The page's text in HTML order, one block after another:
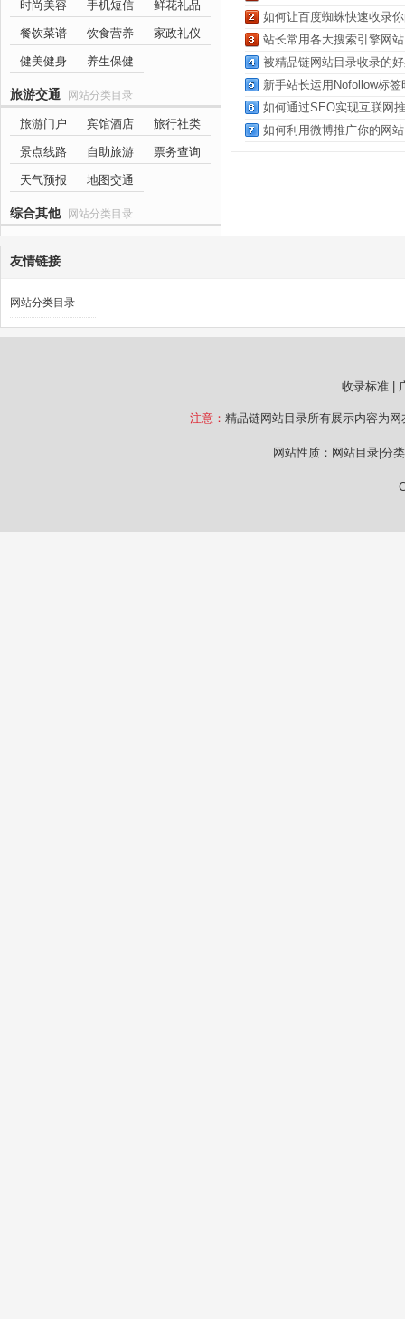
时尚美容 手机短信 鲜花礼品
餐饮菜谱 饮食营养 家政礼仪
健美健身 养生保健
旅游交通 网站分类目录
旅游门户 宾馆酒店 旅行社类
景点线路 自助旅游 票务查询
天气预报 地图交通
综合其他 网站分类目录
如何让百度蜘蛛快速收录
站长常用各大搜索引擎网
被精品链网站目录收录的
新手站长运用Nofollow标
如何通过SEO实现互联网
如何利用微博推广你的网站
友情链接
网站分类目录
收录标准
注意： 精品链网站目录所有展示内容为
网站性质：网站目录|分